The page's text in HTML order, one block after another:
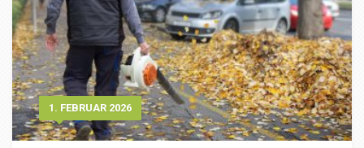
1. FEBRUAR 2026